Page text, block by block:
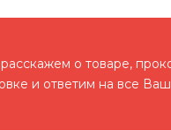
о товаре,
и ответим на все